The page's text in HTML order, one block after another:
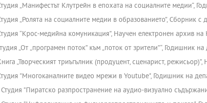
„Манифестът Клутрейн в епохата на социалните медии“,
„Ролята на социалните медии в образованието”, Сборник
“Крос-медийна комуникация”, Научен електронен архив
„От „програмен поток” към „поток от зрители”“, Годишник
„Творческият триъгълник (продуцент, сценарист,
"Многоканалните видео мрежи в Youtube", Годишник на
"Пиратско разпространение на аудио-визуално